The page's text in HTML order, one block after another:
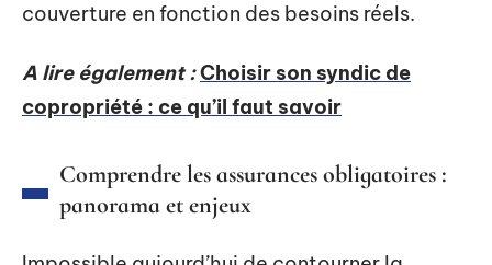
couverture en fonction des besoins réels.
A lire également :Choisir son syndic de
copropriété : ce qu’il faut savoir
Comprendre les assurances obligatoires :
panorama et enjeux